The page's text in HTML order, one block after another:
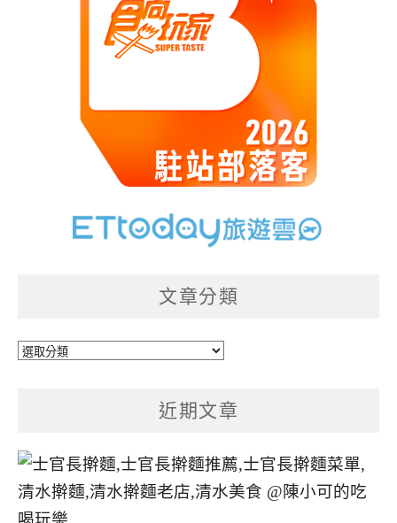
文章分類
文
近期文章